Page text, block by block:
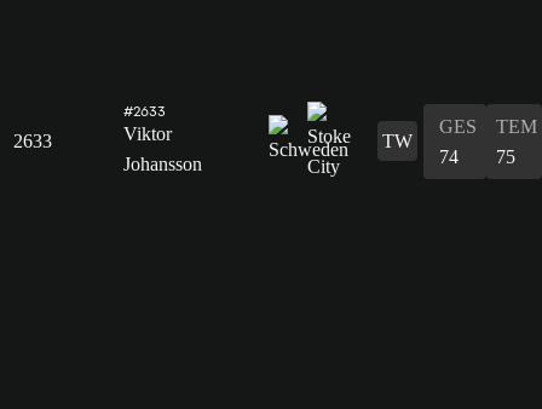
2633
#2633
Viktor
Johansson
TW
GES
74
TEM
75